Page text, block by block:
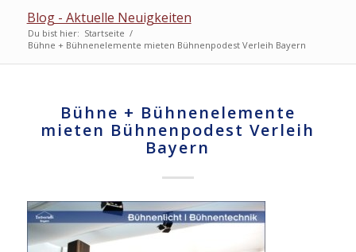
Blog - Aktuelle Neuigkeiten
Du bist hier: Startseite /
Bühne + Bühnenelemente mieten Bühnenpodest Verleih Bayern
Bühne + Bühnenelemente
mieten Bühnenpodest Verleih
Bayern